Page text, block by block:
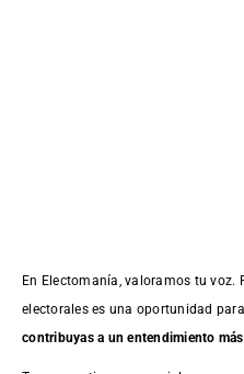
En Electomanía, valoramos tu voz.
electorales es una oportunidad
contribuyas a un entendimiento